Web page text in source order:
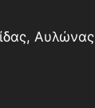
Αυλώνας